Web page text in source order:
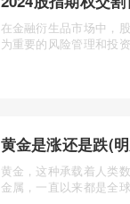
在金融衍生品市场中，
为重要的风险管理和投
黄金，这种承载着人类
金属，一直以来都是全